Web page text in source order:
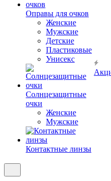
Оправы для очков
Женские
Мужские
Детские
Пластиковые
Унисекс
Солнцезащитные
очки
Женские
Мужские
Контактные линзы